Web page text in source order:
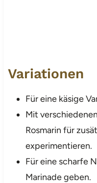
Variationen
Für eine käsige
Mit
Rosmarin für
experimentieren.
Für eine scharfe
Marinade geben.